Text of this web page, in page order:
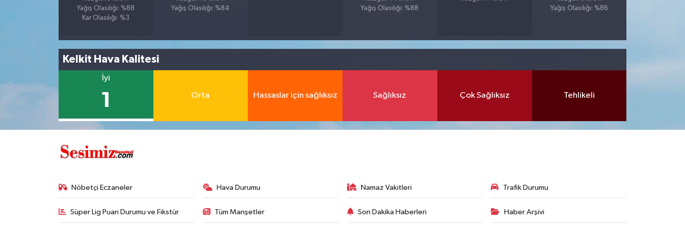
Yağış Olasılığı: %88
Kar Olasılığı: %3
Yağış Olasılığı: %84
Yağış Olasılığı: %88
Yağış Olasılığı: %86
Kelkit Hava Kalitesi
İyi
1 Orta Hassaslar için sağlıksız Sağlıksız Çok Sağlıksız Tehlikeli
Nöbetçi Eczaneler Hava Durumu Namaz Vakitleri Trafik Durumu
Süper Lig Puan Durumu ve Fikstür Tüm Manşetler Son Dakika Haberleri Haber Arşivi